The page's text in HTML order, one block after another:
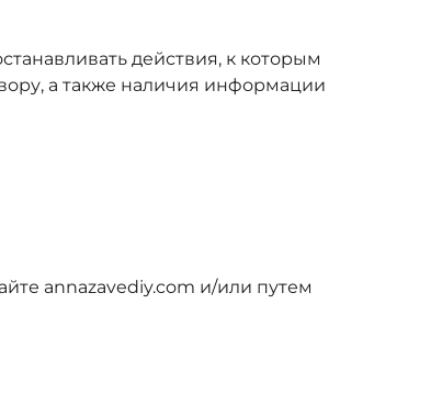
действия, к которым
а также наличия информации
annazavediy.com и/или путем